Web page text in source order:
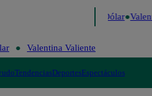
Dólar
Valentina Valiente
TendenciasDeportesEspectáculos